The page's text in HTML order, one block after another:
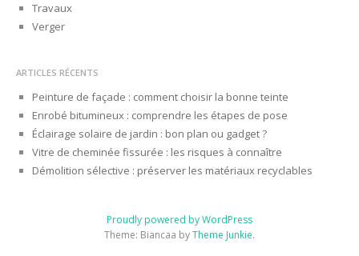
Travaux
Verger
ARTICLES RÉCENTS
Peinture de façade : comment choisir la bonne teinte
Enrobé bitumineux : comprendre les étapes de pose
Éclairage solaire de jardin : bon plan ou gadget ?
Vitre de cheminée fissurée : les risques à connaître
Démolition sélective : préserver les matériaux recyclables
Proudly powered by WordPress
Theme: Biancaa byTheme Junkie.